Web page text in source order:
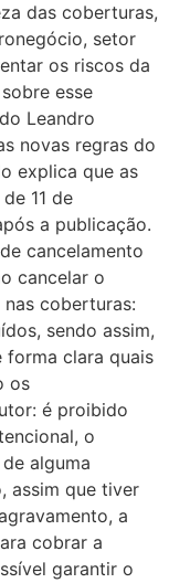
das coberturas,
setor
os riscos da
esse
Leandro
novas regras do
explica que as
11 de
a publicação.
cancelamento
cancelar o
nas coberturas:
sendo assim,
forma clara quais
os
é proibido
o
alguma
assim que tiver
a
cobrar a
garantir o